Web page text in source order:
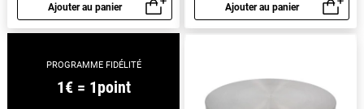
Ajouter au panier
Aperçu rapide
Ajouter au panier
Aperçu rapide
PROGRAMME FIDÉLITÉ
1€ = 1point